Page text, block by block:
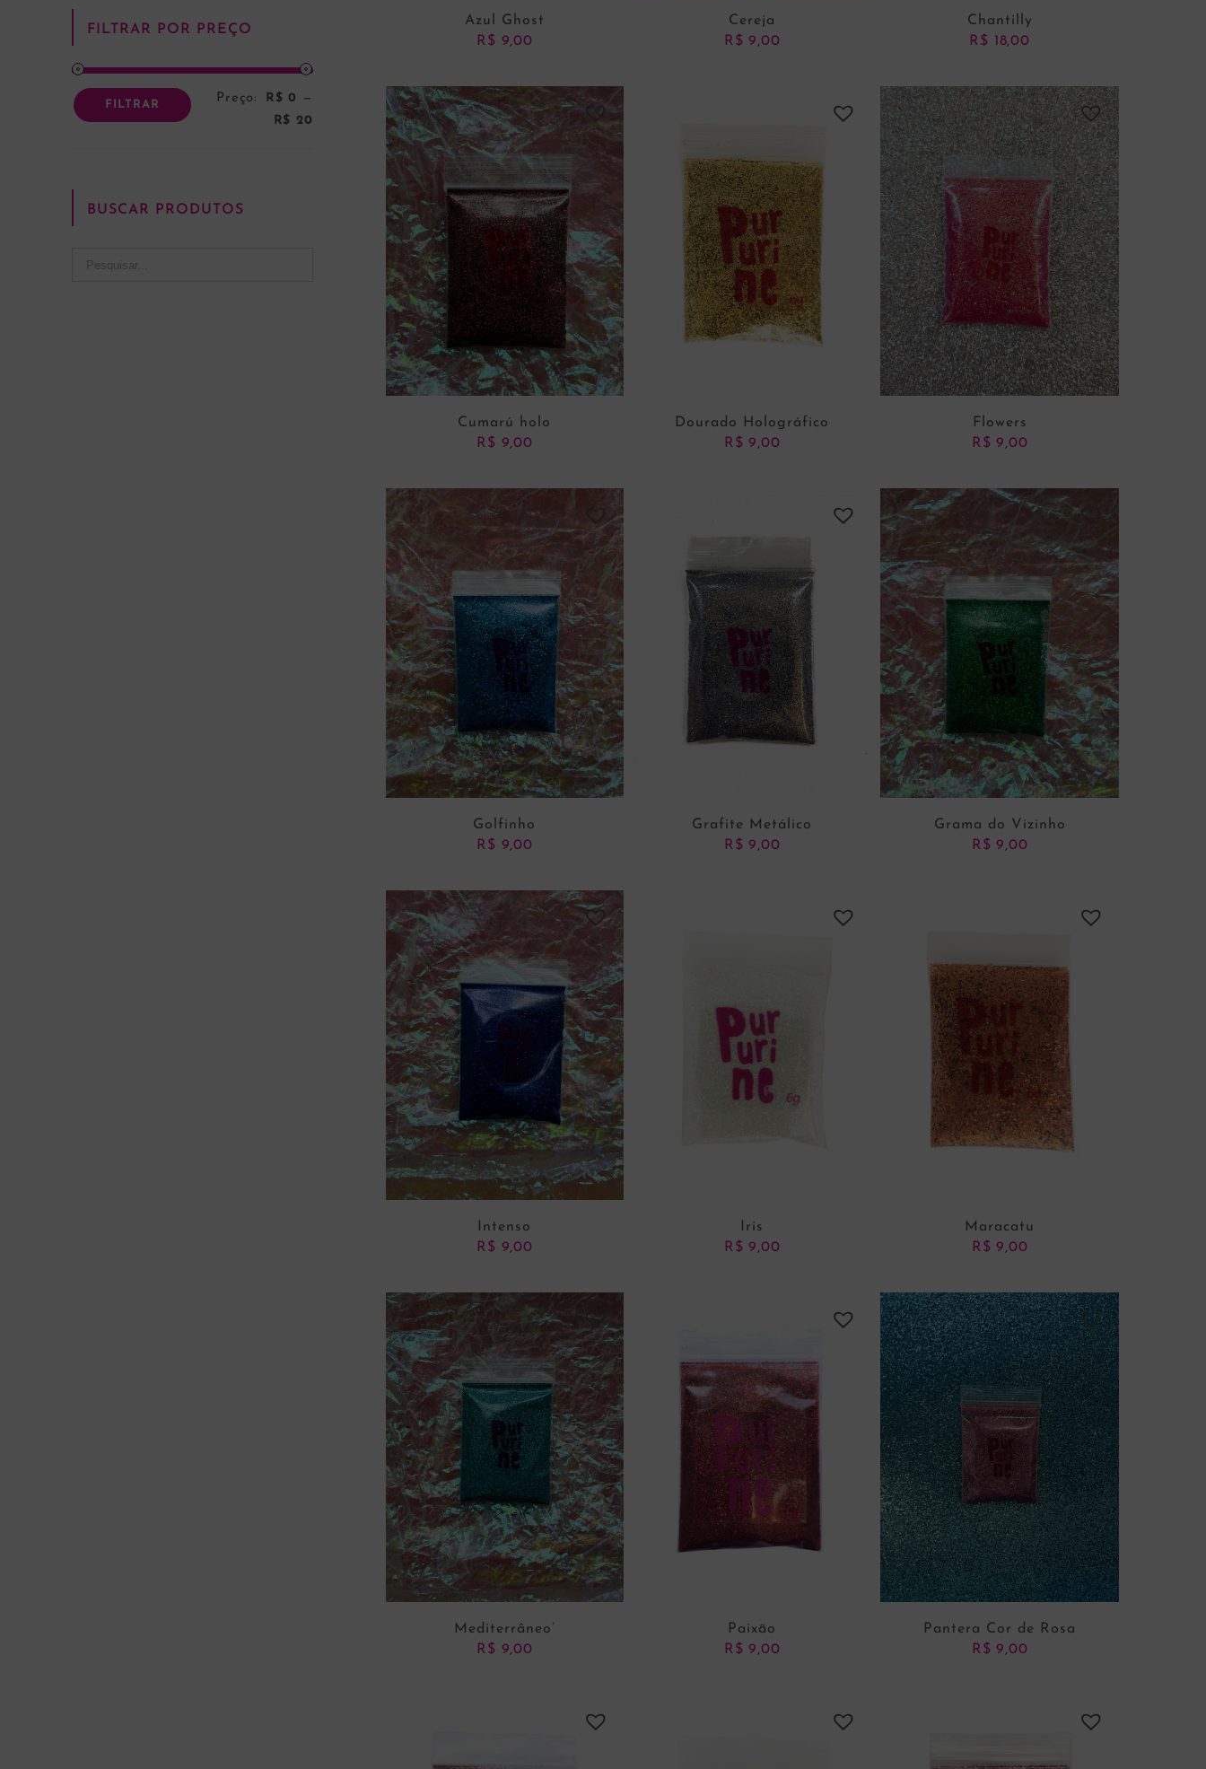
ADICIONAR AO CARRINHO
Azul Ghost
R$ 9,00
Cereja
R$ 9,00
ADICIONAR AO CARRINHO
Chantilly
R$ 18,00
ADICIONAR AO CARRINHO
Cumarú holo
R$ 9,00
Dourado Holográfico
R$ 9,00
ADICIONAR AO CARRINHO
Flowers
R$ 9,00
ADICIONAR AO CARRINHO
Golfinho
R$ 9,00
Grafite Metálico
R$ 9,00
Grama do Vizinho
R$ 9,00
ADICIONAR AO CARRINHO
Intenso
R$ 9,00
Iris
R$ 9,00
ADICIONAR AO CARRINHO
Maracatu
R$ 9,00
Mediterrâneo’
R$ 9,00
Paixão
R$ 9,00
Pantera Cor de Rosa
R$ 9,00
FILTRAR POR PREÇO
FILTRAR Preço: R$ 0
—
R$ 20
BUSCAR PRODUTOS